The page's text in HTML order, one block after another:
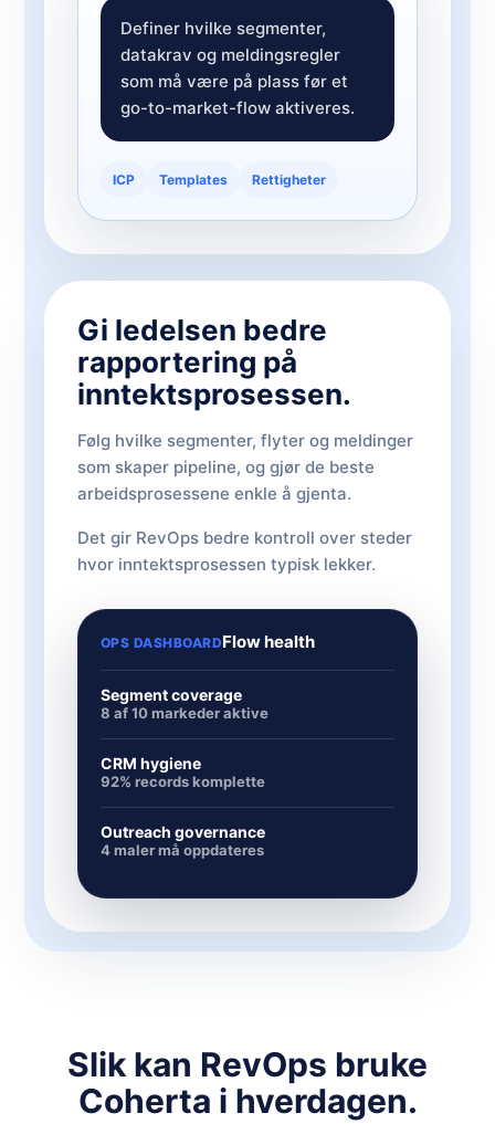
Definer hvilke segmenter,
datakrav og meldingsregler
som må være på plass før et
go-to-market-flow aktiveres.
ICP Templates Rettigheter
Gi ledelsen bedre
rapportering på
inntektsprosessen.
Følg hvilke segmenter, flyter og meldinger
som skaper pipeline, og gjør de beste
arbeidsprosessene enkle å gjenta.
Det gir RevOps bedre kontroll over steder
hvor inntektsprosessen typisk lekker.
OPS DASHBOARDFlow health
Segment coverage
8 af 10 markeder aktive
CRM hygiene
92% records komplette
Outreach governance
4 maler må oppdateres
Slik kan RevOps bruke
Coherta i hverdagen.